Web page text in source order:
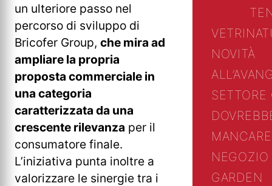
un ulteriore passo nel
percorso di sviluppo di
Bricofer Group, che mira ad
ampliare la propria
proposta commerciale in
una categoria
caratterizzata da una
crescente rilevanza per il
consumatore finale.
L’iniziativa punta inoltre a
valorizzare le sinergie tra i
VETRINA
NOVITÀ
GARDEN